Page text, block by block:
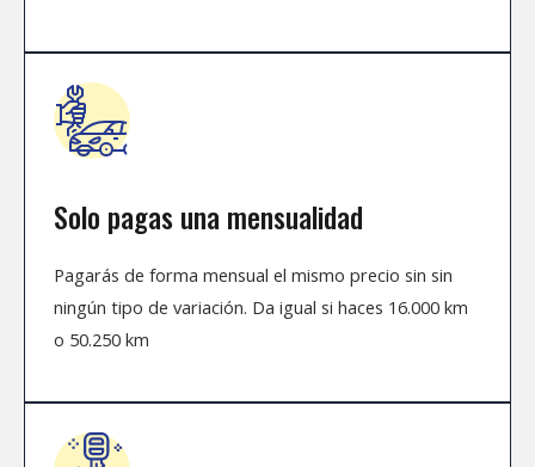
Solo pagas una mensualidad
Pagarás de forma mensual el mismo precio sin sin
ningún tipo de variación. Da igual si haces 16.000 km
o 50.250 km